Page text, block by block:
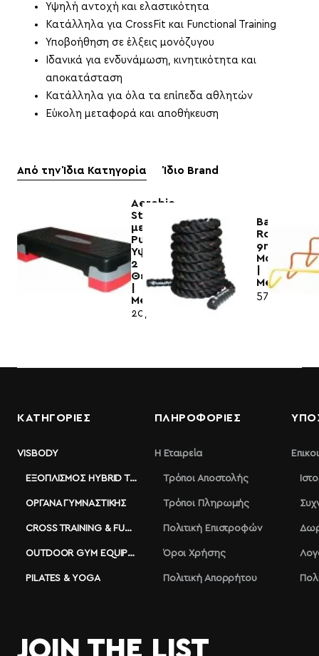
Υψηλή αντοχή και ελαστικότητα
Κατάλληλα για CrossFit και Functional Training
Υποβοήθηση σε έλξεις μονόζυγου
Ιδανικά για ενδυνάμωση, κινητικότητα και
αποκατάσταση
Κατάλληλα για όλα τα επίπεδα αθλητών
Εύκολη μεταφορά και αποθήκευση
Από την Ίδια Κατηγορία Ίδιο Brand
Aerobic
Stepper
με
Ρυθμιζόμενο
Ύψος
2
Θέσεων
Megafitness
20,00€
Battle
Rope
9m
Μαύρο
57,80€
ΚΑΤΗΓΟΡΙΕΣ
VISBODY
ΕΞΟΠΛΙΣΜΌΣ HYBRID TRAINING
ΌΡΓΑΝΑ ΓΥΜΝΑΣΤΙΚΉΣ
CROSS TRAINING & FUNCTIONAL
OUTDOOR GYM EQUIPMENT
PILATES & YOGA
ΠΛΗΡΟΦΟΡΊΕΣ
Η Εταιρεία
Τρόποι Αποστολής
Τρόποι Πληρωμής
Πολιτική Επιστροφών
Όροι Χρήσης
Πολιτική Απορρήτου
JOIN THE LIST